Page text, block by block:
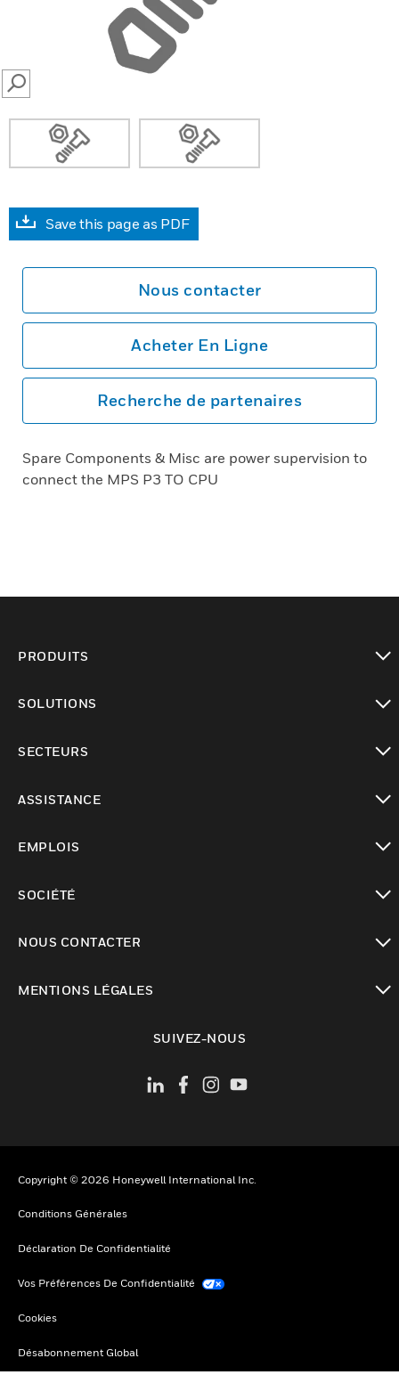
SEARCH
Save this page as PDF
Nous contacter
Acheter En Ligne
Recherche de partenaires
Spare Components & Misc are power supervision to
connect the MPS P3 TO CPU
PRODUITS
SOLUTIONS
SECTEURS
ASSISTANCE
EMPLOIS
SOCIÉTÉ
NOUS CONTACTER
MENTIONS LÉGALES
SUIVEZ-NOUS
Copyright © 2026 Honeywell International Inc.
Conditions Générales
Déclaration De Confidentialité
Vos Préférences De Confidentialité
Cookies
Désabonnement Global